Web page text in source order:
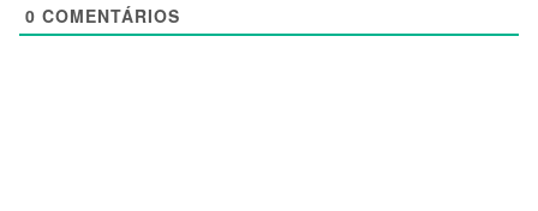
0 COMENTÁRIOS